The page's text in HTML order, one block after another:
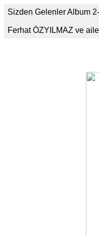
Sizden Gelenler Album
Ferhat ÖZYILMAZ ve